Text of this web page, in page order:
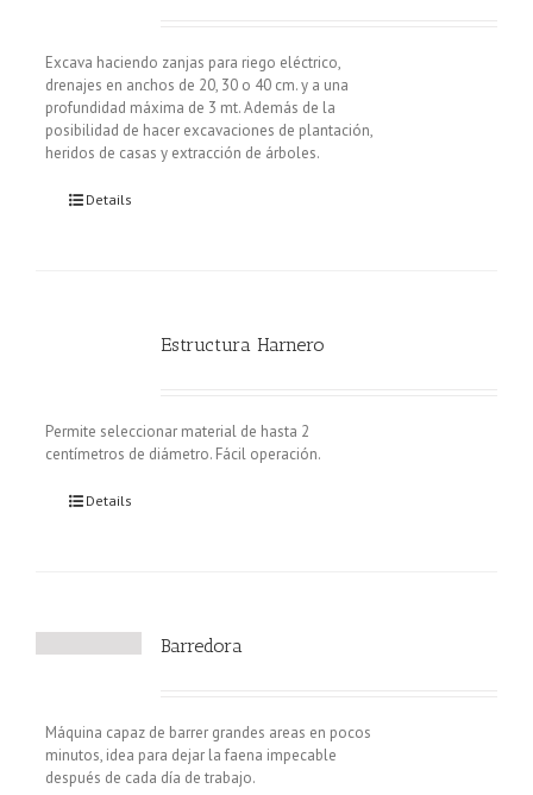
Excava haciendo zanjas para riego eléctrico,
drenajes en anchos de 20, 30 o 40 cm. y a una
profundidad máxima de 3 mt. Además de la
posibilidad de hacer excavaciones de plantación,
heridos de casas y extracción de árboles.
Details
Estructura Harnero
Permite seleccionar material de hasta 2
centímetros de diámetro. Fácil operación.
Details
Barredora
Máquina capaz de barrer grandes areas en pocos
minutos, idea para dejar la faena impecable
después de cada día de trabajo.